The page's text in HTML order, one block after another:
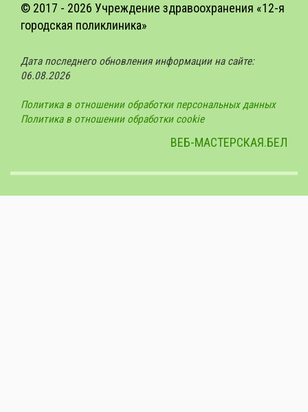
© 2017 - 2026 Учреждение здравоохранения «12-я
городская поликлиника»
Дата последнего обновления информации на сайте:
06.08.2026
Политика в отношении обработки персональных данных
Политика в отношении обработки cookie
ВЕБ-МАСТЕРСКАЯ.БЕЛ